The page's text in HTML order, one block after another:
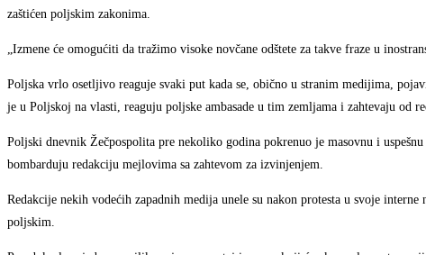
zaštićen poljskim zakonima.
„Izmene će omogućiti da tražimo visoke novčane odštete za takve fraze u
Poljska vrlo osetljivo reaguje svaki put kada se, obično u stranim medijima,
je u Poljskoj na vlasti, reaguju poljske ambasade u tim zemljama i zahtevaju
Poljski dnevnik Žečpospolita pre nekoliko godina pokrenuo je masovnu i
bombarduju redakciju mejlovima sa zahtevom za izvinjenjem.
Redakcije nekih vodećih zapadnih medija unele su nakon protesta u svoje
poljskim.